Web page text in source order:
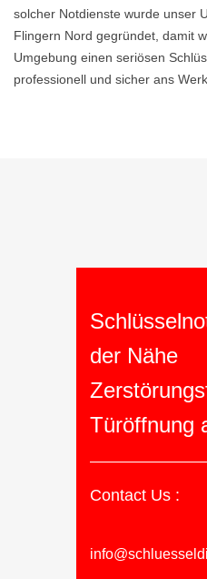
solcher Notdienste wurde unser
Flingern Nord gegründet, damit
Umgebung einen seriösen
professionell und sicher ans
der Nähe
Türöffnung
Contact Us :